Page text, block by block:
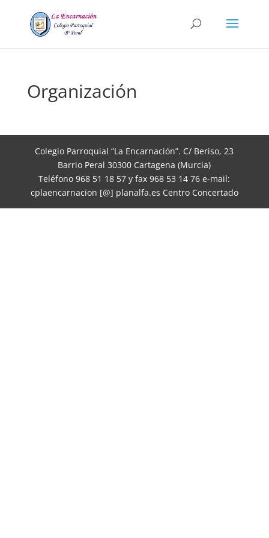
Organización
Colegio Parroquial “La Encarnación”. C/ Beriso, 23
Barrio Peral 30300 Cartagena (Murcia)
Teléfono 968 51 18 57 y fax 968 53 14 76 e-mail:
cplaencarnacion [@] planalfa.es Centro Concertado